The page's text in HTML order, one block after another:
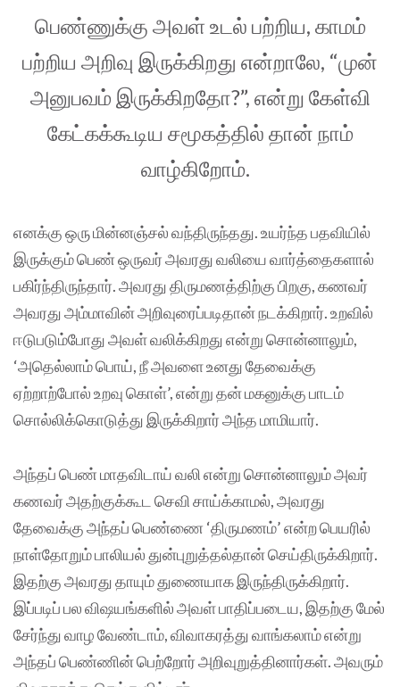
பெண்ணுக்கு அவள் உடல் பற்றிய, காமம்
பற்றிய அறிவு இருக்கிறது என்றாலே, “முன்
அனுபவம் இருக்கிறதோ?”, என்று கேள்வி
கேட்கக்கூடிய சமூகத்தில் தான் நாம்
வாழ்கிறோம்.
எனக்கு ஒரு மின்னஞ்சல் வந்திருந்தது. உயர்ந்த பதவியில்
இருக்கும் பெண் ஒருவர் அவரது வலியை வார்த்தைகளால்
பகிர்ந்திருந்தார். அவரது திருமணத்திற்கு பிறகு, கணவர்
அவரது அம்மாவின் அறிவுரைப்படிதான் நடக்கிறார். உறவில்
ஈடுபடும்போது அவள் வலிக்கிறது என்று சொன்னாலும்,
‘அதெல்லாம் பொய், நீ அவளை உனது தேவைக்கு
ஏற்றாற்போல் உறவு கொள்’, என்று தன் மகனுக்கு பாடம்
சொல்லிக்கொடுத்து இருக்கிறார் அந்த மாமியார்.
அந்தப் பெண் மாதவிடாய் வலி என்று சொன்னாலும் அவர்
கணவர் அதற்குக்கூட செவி சாய்க்காமல், அவரது
தேவைக்கு அந்தப் பெண்ணை ‘திருமணம்’ என்ற பெயரில்
நாள்தோறும் பாலியல் துன்புறுத்தல்தான் செய்திருக்கிறார்.
இதற்கு அவரது தாயும் துணையாக இருந்திருக்கிறார்.
இப்படிப் பல விஷயங்களில் அவள் பாதிப்படைய, இதற்கு மேல்
சேர்ந்து வாழ வேண்டாம், விவாகரத்து வாங்கலாம் என்று
அந்தப் பெண்ணின் பெற்றோர் அறிவுறுத்தினார்கள். அவரும்